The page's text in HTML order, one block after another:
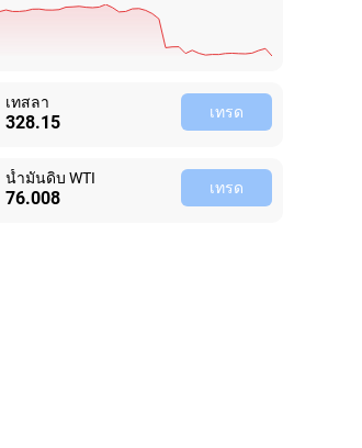
เทสลา
328.15 เทรด
น้ำมันดิบ WTI
76.008 เทรด